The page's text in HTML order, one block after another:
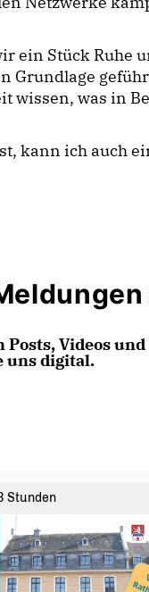
ein Stück Ruhe
Grundlage
wissen, was in
kann ich auch
Videos
uns digital.
Stunden